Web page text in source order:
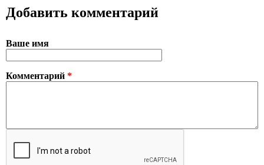
Добавить комментарий
Ваше имя
Комментарий *